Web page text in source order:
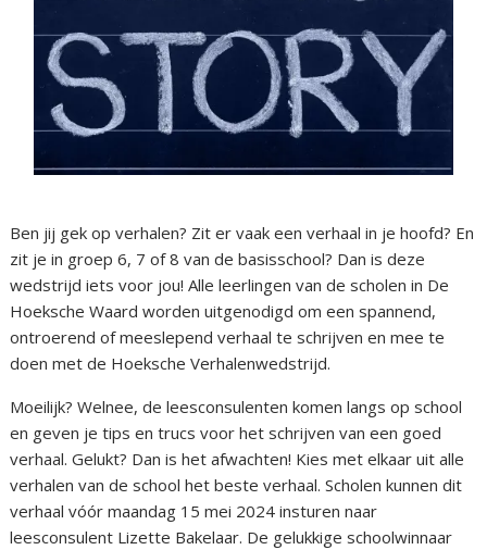
Ben jij gek op verhalen? Zit er vaak een verhaal in je hoofd? En
zit je in groep 6, 7 of 8 van de basisschool? Dan is deze
wedstrijd iets voor jou! Alle leerlingen van de scholen in De
Hoeksche Waard worden uitgenodigd om een spannend,
ontroerend of meeslepend verhaal te schrijven en mee te
doen met de Hoeksche Verhalenwedstrijd.
Moeilijk? Welnee, de leesconsulenten komen langs op school
en geven je tips en trucs voor het schrijven van een goed
verhaal. Gelukt? Dan is het afwachten! Kies met elkaar uit alle
verhalen van de school het beste verhaal. Scholen kunnen dit
verhaal vóór maandag 15 mei 2024 insturen naar
leesconsulent Lizette Bakelaar. De gelukkige schoolwinnaar